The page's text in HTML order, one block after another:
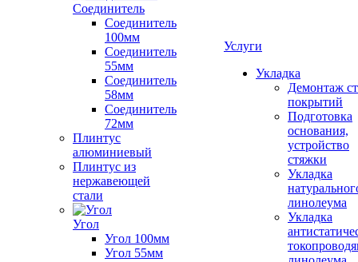
Соединитель
Соединитель
100мм
Соединитель
55мм
Соединитель
58мм
Соединитель
72мм
Плинтус
алюминиевый
Плинтус из
нержавеющей
стали
Угол
Угол 100мм
Угол 55мм
Услуги
Укладка
Демонтаж
покрытий
Подготовка
основания,
устройство
стяжки
Укладка
линолеума
Укладка